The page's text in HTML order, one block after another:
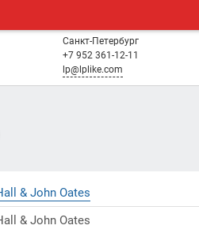
Санкт-Петербург
+7 952 361-12-11
lp@lplike.com
& John Oates
& John Oates